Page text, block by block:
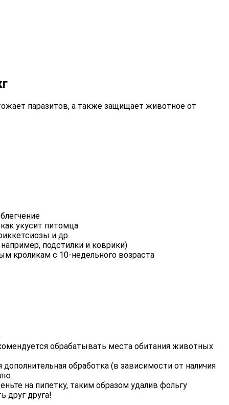
паразитов, а также защищает животное от
укусит питомца
и др.
подстилки и коврики)
кроликам с 10-недельного возраста
обрабатывать места обитания животных
обработка (в зависимости от наличия
на пипетку, таким образом удалив фольгу
друг друга!